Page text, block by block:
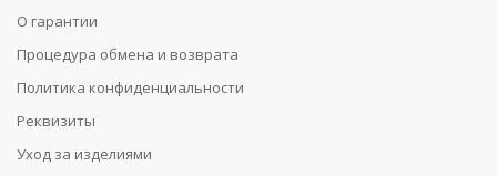
О гарантии
Процедура обмена и возврата
Политика конфиденциальности
Реквизиты
Уход за изделиями